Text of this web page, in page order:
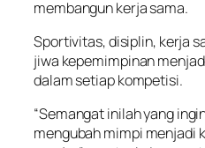
membangun kerja sama.
Sportivitas, disiplin, kerja
jiwa kepemimpinan
dalam setiap kompetisi.
“Semangat inilah yang
mengubah mimpi menjadi